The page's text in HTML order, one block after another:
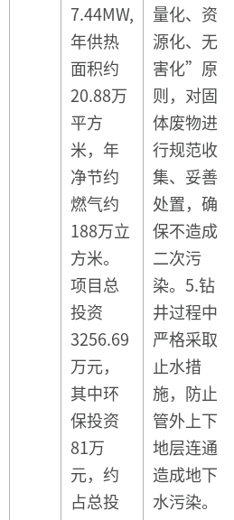
7.44MW,
年供热
面积约
20.88万
平方
米，年
净节约
燃气约
188万立
方米。
项目总
投资
3256.69
万元，
其中环
保投资
81万
元，约
占总投
量化、资
源化、无
害化”原
则，对固
体废物进
行规范收
集、妥善
处置，确
保不造成
二次污
染。5.钻
井过程中
严格采取
止水措
施，防止
管外上下
地层连通
造成地下
水污染。